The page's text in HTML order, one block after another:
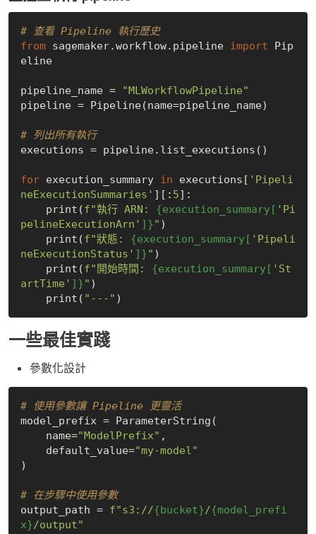
# 查看 Pipeline 執行歷史
from sagemaker.workflow.pipeline import Pip
eline
pipeline_name =
"MLWorkflowPipeline"
pipeline = Pipeline(name=pipeline_name)
# 列出所有執行
executions = pipeline.list_executions()
for execution_summary in executions[ 'Pipeli
neExecutionSummaries' ][: 5]:
    print(
f"執行 ARN: {execution_summary[ 'Pi
pelineExecutionArn' ]}" )
    print(
f"狀態: {execution_summary[ 'Pipeli
neExecutionStatus' ]}" )
    print(
f"開始時間: {execution_summary[ 'St
artTime' ]}" )
    print(
"---"
一些最佳實踐
參數化設計
# 使用參數讓 Pipeline 更靈活
model_prefix = ParameterString(
    name=
"ModelPrefix" ,
    default_value=
"my-model"
)
# 在步驟中使用參數
output_path = f"s3://{bucket}/{model_prefi
x}/output"